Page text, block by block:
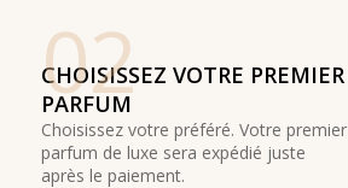
02
CHOISISSEZ VOTRE PREMIER
PARFUM
Choisissez votre préféré. Votre premier
parfum de luxe sera expédié juste
après le paiement.